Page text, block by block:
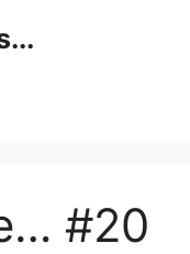
#20